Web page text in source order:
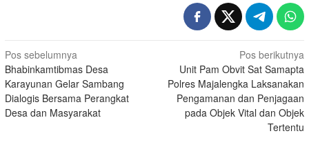
Navigasi
pos
Pos sebelumnya
Bhabinkamtibmas Desa
Karayunan Gelar Sambang
Dialogis Bersama Perangkat
Desa dan Masyarakat
Pos berikutnya
Unit Pam Obvit Sat Samapta
Polres Majalengka Laksanakan
Pengamanan dan Penjagaan
pada Objek Vital dan Objek
Tertentu